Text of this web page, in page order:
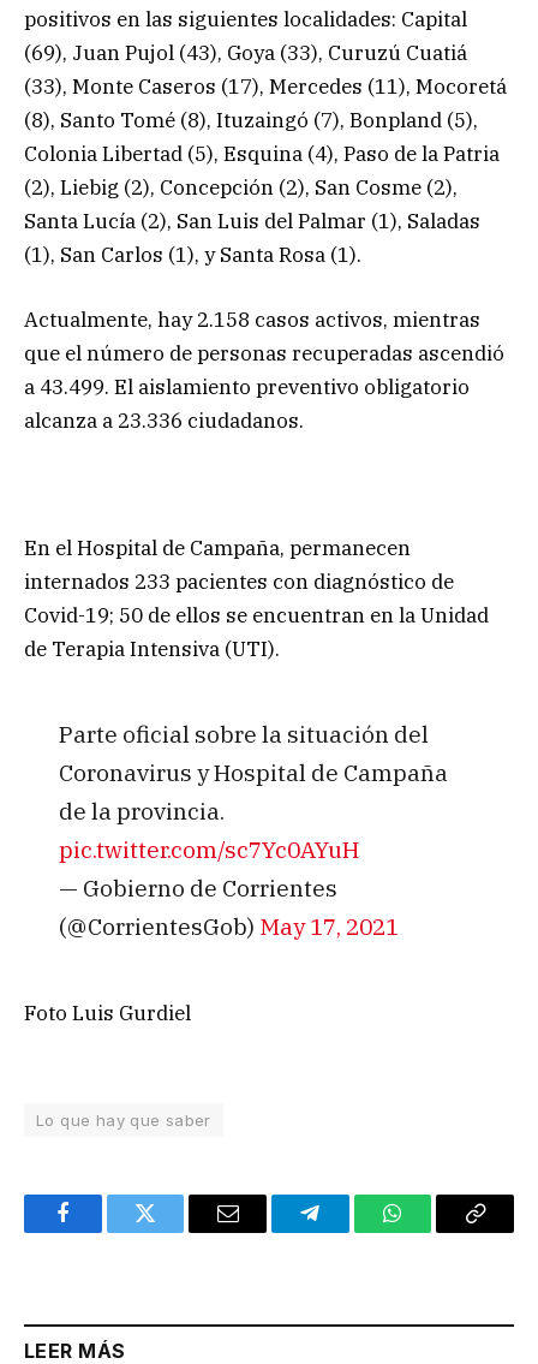
positivos en las siguientes localidades: Capital
(69), Juan Pujol (43), Goya (33), Curuzú Cuatiá
(33), Monte Caseros (17), Mercedes (11), Mocoretá
(8), Santo Tomé (8), Ituzaingó (7), Bonpland (5),
Colonia Libertad (5), Esquina (4), Paso de la Patria
(2), Liebig (2), Concepción (2), San Cosme (2),
Santa Lucía (2), San Luis del Palmar (1), Saladas
(1), San Carlos (1), y Santa Rosa (1).
Actualmente, hay 2.158 casos activos, mientras
que el número de personas recuperadas ascendió
a 43.499. El aislamiento preventivo obligatorio
alcanza a 23.336 ciudadanos.
En el Hospital de Campaña, permanecen
internados 233 pacientes con diagnóstico de
Covid-19; 50 de ellos se encuentran en la Unidad
de Terapia Intensiva (UTI).
Parte oficial sobre la situación del
Coronavirus y Hospital de Campaña
de la provincia.
pic.twitter.com/sc7Yc0AYuH
— Gobierno de Corrientes
(@CorrientesGob) May 17, 2021
Foto Luis Gurdiel
Lo que hay que saber
FacebookTwitter Email TelegramWhatsAppCopy
LEER MÁS